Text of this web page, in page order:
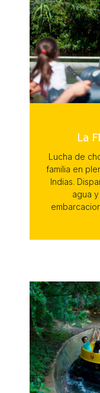
La
Lucha de
familia en
Indias.
agua